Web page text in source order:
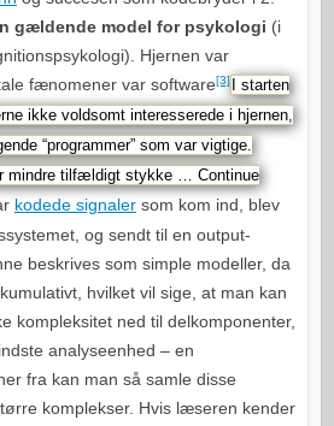
gældende model for psykologi (i
Hjernen var
fænomener var software[3]
I starten
ikke voldsomt interesserede i hjernen,
“programmer” som var vigtige.
mindre tilfældigt stykke … Continue
kodede signalersom kom ind, blev
og sendt til en output-
beskrives som simple modeller, da
hvilket vil sige, at man kan
kompleksitet ned til delkomponenter,
analyseenhed – en
fra kan man så samle disse
komplekser. Hvis læseren kender